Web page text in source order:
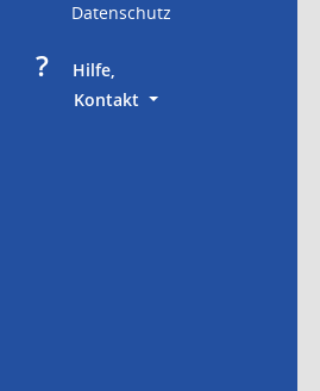
Datenschutz
?
     Hilfe,
Kontakt